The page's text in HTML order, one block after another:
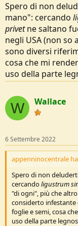
Spero di non
mano": cercando
privetne saltano
negli USA (non so
sono diversi
cosa che mi
uso della parte
W Wallace
6 Settembre 2022
appenninocentrale
Spero di non
cercandoligustrum
"di ogni", più che
considerto infestante
foglie e semi, cosa
uso della parte